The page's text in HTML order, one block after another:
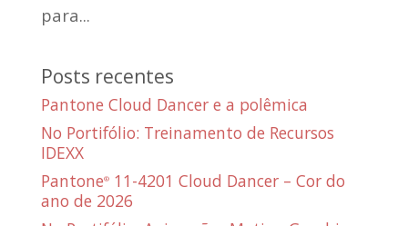
para...
Posts recentes
Pantone Cloud Dancer e a polêmica
No Portifólio: Treinamento de Recursos
IDEXX
Pantone®11-4201 Cloud Dancer – Cor do
ano de 2026